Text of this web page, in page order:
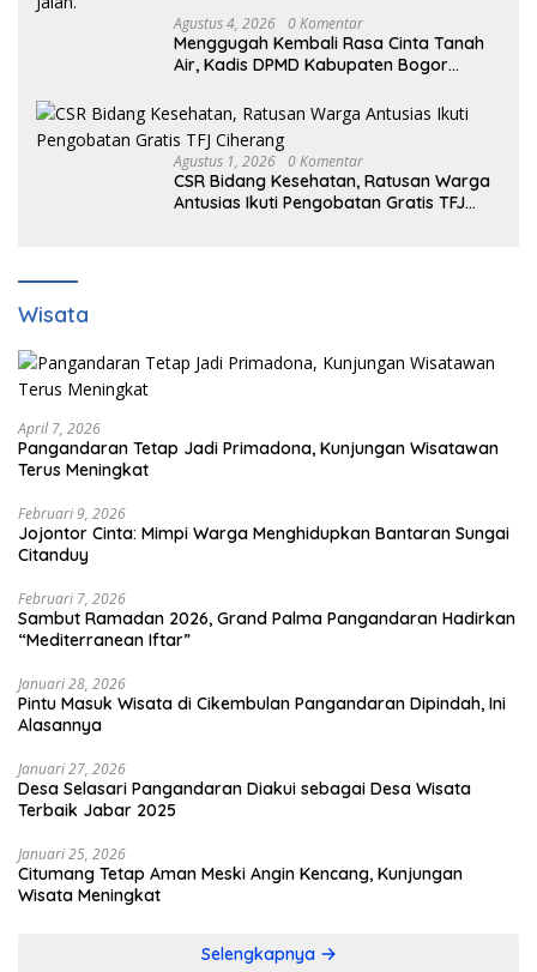
Agustus 4, 2026 0 Komentar
Menggugah Kembali Rasa Cinta Tanah
Air, Kadis DPMD Kabupaten Bogor
Bendera Merah Putih Kepada
Masyarakat Dan Pengguna Jalan.
Agustus 1, 2026 0 Komentar
CSR Bidang Kesehatan, Ratusan Warga
Antusias Ikuti Pengobatan Gratis TFJ
Wisata
April 7, 2026
Pangandaran Tetap Jadi Primadona, Kunjungan Wisatawan
Terus Meningkat
Februari 9, 2026
Jojontor Cinta: Mimpi Warga Menghidupkan Bantaran Sungai
Citanduy
Februari 7, 2026
Sambut Ramadan 2026, Grand Palma Pangandaran Hadirkan
“Mediterranean Iftar”
Januari 28, 2026
Pintu Masuk Wisata di Cikembulan Pangandaran Dipindah, Ini
Alasannya
Januari 27, 2026
Desa Selasari Pangandaran Diakui sebagai Desa Wisata
Terbaik Jabar 2025
Januari 25, 2026
Citumang Tetap Aman Meski Angin Kencang, Kunjungan
Wisata Meningkat
Selengkapnya